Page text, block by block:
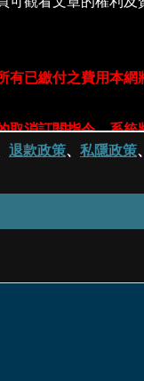
退款政策、 私隱政策、